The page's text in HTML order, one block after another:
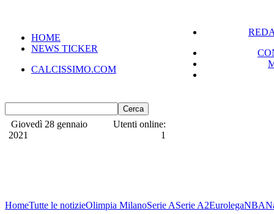
HOME
NEWS TICKER
CALCISSIMO.COM
Giovedì 28 gennaio
2021
Utenti online:
1
HomeTutte le notizieOlimpia MilanoSerie ASerie A2EurolegaNBA